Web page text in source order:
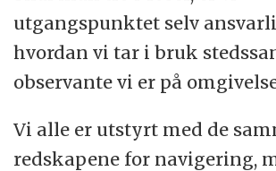
utgangspunktet selv
hvordan vi tar i bruk
observante vi er på
Vi alle er utstyrt med de
redskapene for navigering,